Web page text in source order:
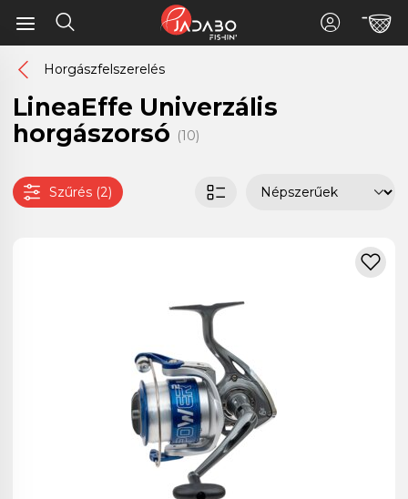
Horgászfelszerelés
LineaEffe Univerzális
horgászorsó (10)
Szűrés (2)